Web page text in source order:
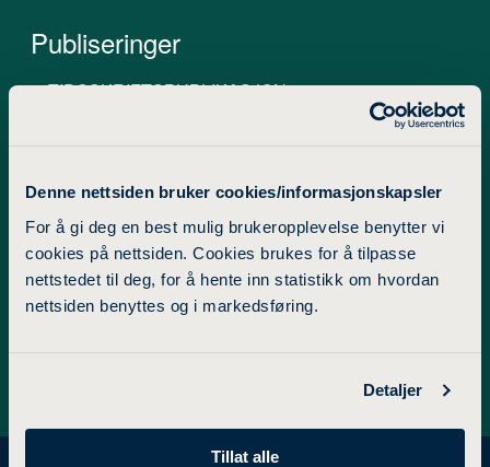
Denne nettsiden bruker cookies/informasjonskapsler
For å gi deg en best mulig brukeropplevelse benytter vi
cookies på nettsiden. Cookies brukes for å tilpasse
nettstedet til deg, for å hente inn statistikk om hvordan
nettsiden benyttes og i markedsføring.
Detaljer
Tillat alle
Publiseringer
TIDSSKRIFTSPUBLIKASJON
BOK ELLER DEL AV BOK/RAPPORT
RAPPORT/AVHANDLING
DIVERSE